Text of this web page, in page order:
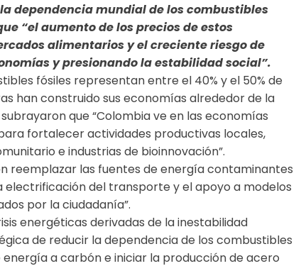
dependencia mundial de los combustibles
“el aumento de los precios de estos
alimentarios y el creciente riesgo de
y presionando la estabilidad social”.
fósiles representan entre el 40% y el 50% de
han construido sus economías alrededor de la
que “Colombia ve en las economías
fortalecer actividades productivas locales,
e industrias de bioinnovación”.
reemplazar las fuentes de energía contaminantes
del transporte y el apoyo a modelos
por la ciudadanía”.
energéticas derivadas de la inestabilidad
de reducir la dependencia de los combustibles
energía a carbón e iniciar la producción de acero